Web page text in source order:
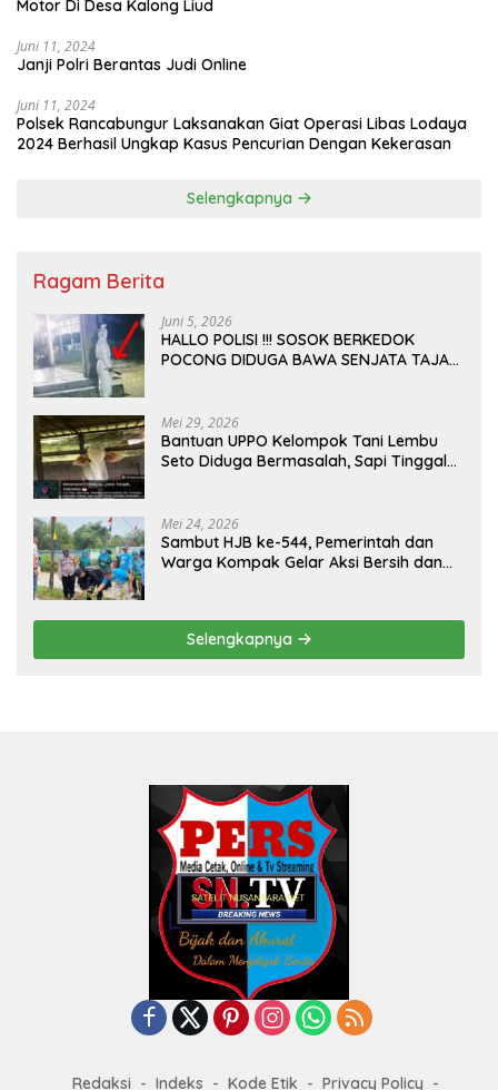
Motor Di Desa Kalong Liud
Juni 11, 2024
Janji Polri Berantas Judi Online
Juni 11, 2024
Polsek Rancabungur Laksanakan Giat Operasi Libas Lodaya
2024 Berhasil Ungkap Kasus Pencurian Dengan Kekerasan
Selengkapnya
Ragam Berita
Juni 5, 2026
HALLO POLISI !!! SOSOK BERKEDOK
POCONG DIDUGA BAWA SENJATA TAJAM
Mei 29, 2026
Bantuan UPPO Kelompok Tani Lembu
Seto Diduga Bermasalah, Sapi Tinggal
Mei 24, 2026
Sambut HJB ke-544, Pemerintah dan
Warga Kompak Gelar Aksi Bersih dan
Selengkapnya
Redaksi Indeks Kode Etik Privacy Policy